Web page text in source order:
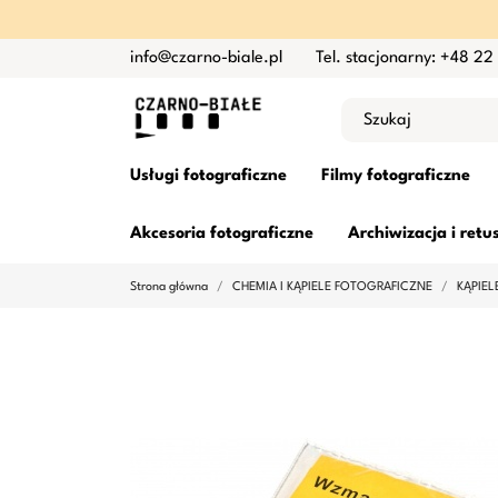
info@czarno-biale.pl Tel. stacjonarny: +48 22
Usługi fotograficzne Filmy fotograficzne
Akcesoria fotograficzne Archiwizacja i
Strona główna CHEMIA I KĄPIELE FOTOGRAFICZNE